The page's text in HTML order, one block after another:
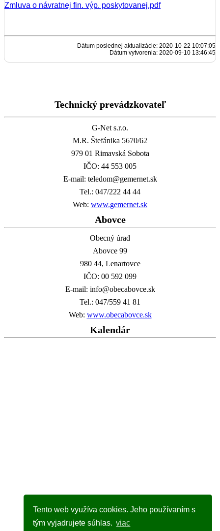
Tento web využíva cookies. Jeho používaním s
tým vyjadrujete súhlas. viac
Zmluva o návratnej fin. výp. poskytovanej.pdf
Dátum poslednej aktualizácie: 2020-10-22 10:07:05
Dátum vytvorenia: 2020-09-10 13:46:45
Technický prevádzkovateľ
G-Net s.r.o.
M.R. Štefánika 5670/62
979 01 Rimavská Sobota
IČO: 44 553 005
E-mail: teledom@gemernet.sk
Tel.: 047/222 44 44
Web: www.gemernet.sk
Abovce
Obecný úrad
Abovce 99
980 44, Lenartovce
IČO: 00 592 099
E-mail: info@obecabovce.sk
Tel.: 047/559 41 81
Web: www.obecabovce.sk
Kalendár